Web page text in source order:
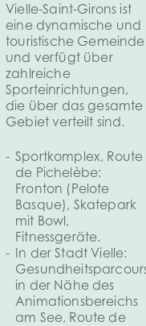
Vielle-Saint-Girons ist
eine dynamische und
touristische Gemeinde
und verfügt über
zahlreiche
Sporteinrichtungen,
die über das gesamte
Gebiet verteilt sind.
Sportkomplex, Route
de Pichelèbe:
Fronton (Pelote
Basque), Skatepark
mit Bowl,
Fitnessgeräte.
In der Stadt Vielle:
in der Nähe des
Animationsbereichs
am See, Route de